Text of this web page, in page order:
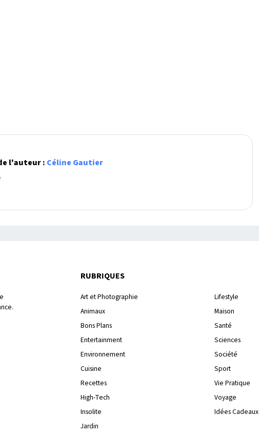
l'auteur : Céline Gautier
RUBRIQUES
Art et Photographie
Animaux
Bons Plans
Entertainment
Environnement
Cuisine
Recettes
High-Tech
Insolite
Jardin
Lifestyle
Maison
Santé
Sciences
Société
Sport
Vie Pratique
Voyage
Idées Cadeaux